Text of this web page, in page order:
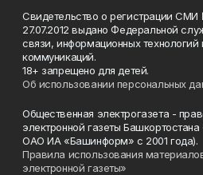
Свидетельство о регистрации
27.07.2012 выдано Федеральной
связи, информационных
коммуникаций.
18+ запрещено для детей.
Об использовании персональных
Общественная электрогазета -
электронной газеты
ОАО ИА «Башинформ» с 2001 года).
Правила использования
электронной газеты»